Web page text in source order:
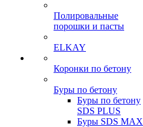
Полировальные
порошки и пасты
ELKAY
Коронки по бетону
Буры по бетону
Буры по бетону
SDS PLUS
Буры SDS MAX